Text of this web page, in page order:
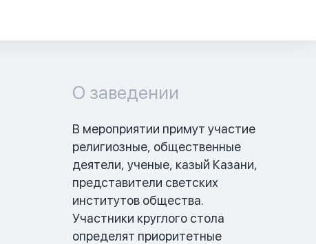
О заведении
В мероприятии примут участие
религиозные, общественные
деятели, ученые, казый Казани,
представители светских
институтов общества.
Участники круглого стола
определят приоритетные